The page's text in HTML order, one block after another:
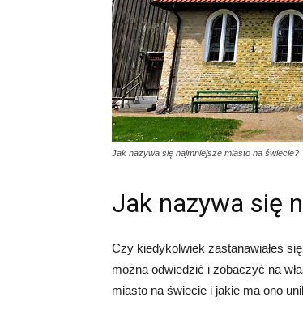
Jak nazywa się najmniejsze miasto na świecie?
Jak nazywa się
Czy kiedykolwiek zastanawiałeś
można odwiedzić i zobaczyć na
miasto na świecie i jakie ma ono